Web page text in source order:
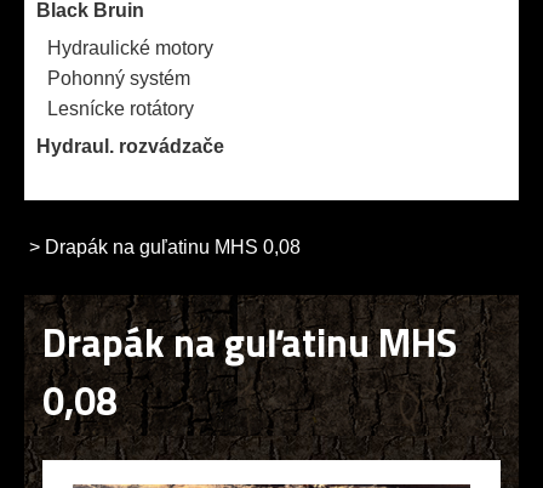
Black Bruin
Hydraulické motory
Pohonný systém
Lesnícke rotátory
Hydraul. rozvádzače
> Drapák na guľatinu MHS 0,08
Drapák na guľatinu MHS
0,08